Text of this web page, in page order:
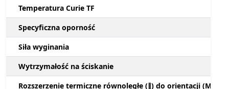
Temperatura Curie TF
Specyficzna oporność
Siła wyginania
Wytrzymałość na ściskanie
Rozszerzenie termiczne równoległe (∥) do orientacji (M)